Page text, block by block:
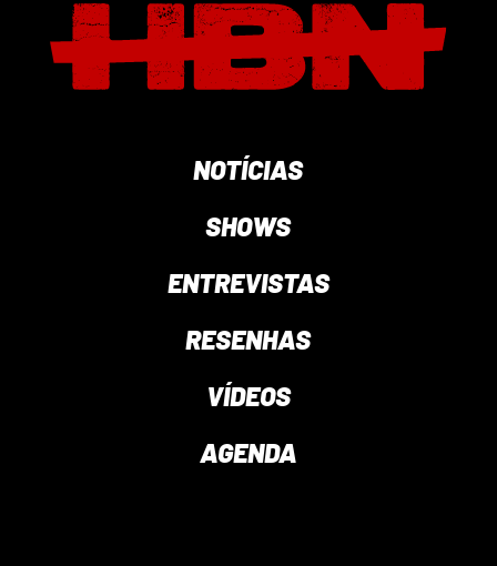
NOTÍCIAS
SHOWS
ENTREVISTAS
RESENHAS
VÍDEOS
AGENDA